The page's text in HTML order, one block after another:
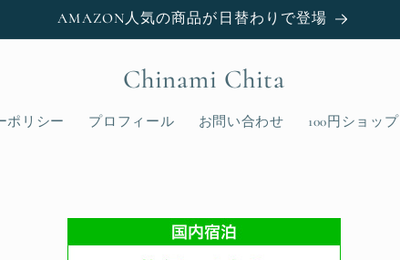
AMAZON人気の商品が日替わりで登場
Chinami Chita
ポリシー プロフィール お問い合わせ 100円ショップ